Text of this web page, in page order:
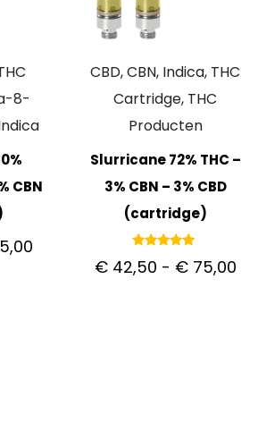
8-
CBN
CBD, CBN, Indica, THC
Cartridge, THC
Producten
Slurricane 72% THC –
3% CBN – 3% CBD
(cartridge)
5.00
€42,50 - €75,00